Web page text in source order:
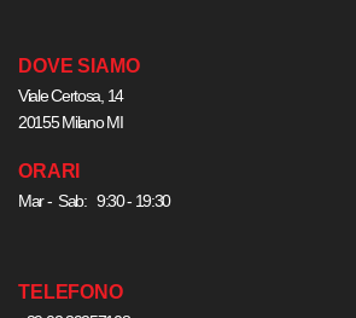
DOVE SIAMO
Viale Certosa, 14
20155 Milano MI
ORARI
Mar - Sab: 9:30 - 19:30
TELEFONO